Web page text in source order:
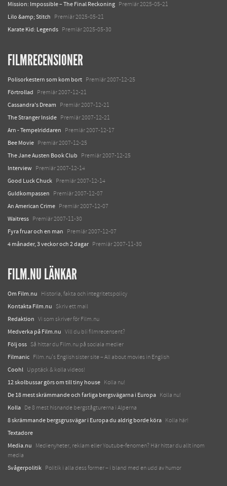
Mission: Impossible – The Final Reckoning Premiär 2025-05-21
Lilo &amp; Stitch Premiär 2025-05-21
Karate Kid: Legends Premiär 2025-05-30
FILMRECENSIONER
Polisorkestern som kom bort Premiär 2007-12-25
Förtrollad Premiär 2007-12-21
Cassandra's Dream Premiär 2007-12-21
The Stranger Inside Premiär 2007-12-21
Arn - Tempelriddaren Premiär 2007-12-17
Bee Movie Premiär 2007-12-25
The Jane Austen Book Club Premiär 2007-12-25
Interview Premiär 2007-12-14
Good Luck Chuck Premiär 2007-12-14
Guldkompassen Premiär 2007-12-07
An American Crime Premiär 2007-12-07
Waitress Premiär 2007-11-30
Fyra fruar och en man Premiär 2007-12-07
4 månader, 3 veckor och 2 dagar Premiär 2007-11-30
FILM.NU LÄNKAR
Om Film.nu Historia, fakta och integritetspolicy
Kontakta Film.nu Skriv ett mail
Redaktion Vi som skriver för Film.nu
Medverka på Film.nu Vill du bli filmrecensent?
Följ oss Så hittar du Film.nu på sociala medier
Filmanic Film.nu's English sister site – All about movies in English
Coohl Upptäck & kolla videos!
12 skolbussar görs om till tiny house Kolla nu!
De 18 mest skrämmande och farliga bergsvägarna i Europa Kolla nu!
Kolla De 8 mest hisnande bergstågturerna i Alperna
8 skrämmande bergsgrusvägar i Europa du aldrig borde köra Kolla här!
Textadore
Media.nu
Medienyheter, reklam eller Youtube-fenomen? Här hittar du allt inom
media
Svågerpolitik Politik i alla dess former – i bland med en udd av humor